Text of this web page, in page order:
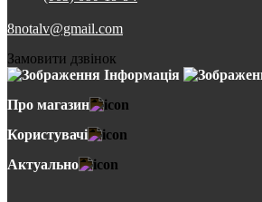
8notalv@gmail.com
Замовити дзвінок
Інформація
Про магазин
Користувачі
Актуально